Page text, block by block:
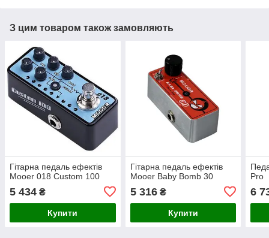
З цим товаром також замовляють
Гітарна педаль ефектів
Mooer 018 Custom 100
5 434 ₴
Купити
Гітарна педаль ефектів
Mooer Baby Bomb 30
5 316₴
Купити
Pro
6